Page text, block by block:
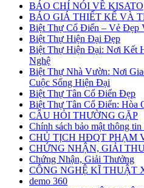
BÁO CHÍ NÓI VỀ KISATO
BÁO GIÁ THIẾT KẾ VÀ
Biệt Thự Cổ Điển – Vẻ Đẹp
Biệt Thự Hiện Đại Đẹp
Biệt Thự Hiện Đại: Nơi Kết
Nghệ
Biệt Thự Nhà Vườn: Nơi
Cuộc Sống Hiện Đại
Biệt Thự Tân Cổ Điển Đẹp
Biệt Thự Tân Cổ Điển: Hòa
CÂU HỎI THƯỜNG GẶP
Chính sách bảo mật thông tin
CHỦ TỊCH HĐQT PHẠM
CHỨNG NHẬN, GIẢI
Chứng Nhận, Giải Thưởng
CÔNG NGHỆ KĨ THUẬT
demo 360